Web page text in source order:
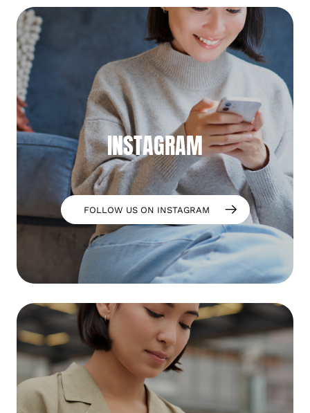
INSTAGRAM
FOLLOW US ON INSTAGRAM